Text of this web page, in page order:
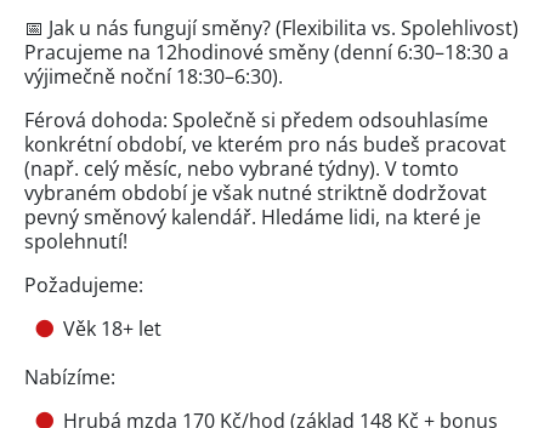
📅 Jak u nás fungují směny? (Flexibilita vs. Spolehlivost)
Pracujeme na 12hodinové směny (denní 6:30–18:30 a
výjimečně noční 18:30–6:30).
Férová dohoda: Společně si předem odsouhlasíme
konkrétní období, ve kterém pro nás budeš pracovat
(např. celý měsíc, nebo vybrané týdny). V tomto
vybraném období je však nutné striktně dodržovat
pevný směnový kalendář. Hledáme lidi, na které je
spolehnutí!
Požadujeme:
Věk 18+ let
Nabízíme:
Hrubá mzda 170 Kč/hod (základ 148 Kč + bonus